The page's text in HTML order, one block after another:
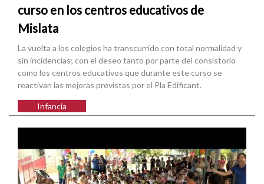
curso en los centros educativos de
Mislata
La vuelta a los colegios ha transcurrido con total normalidad y
sin incidencias; con el deseo tanto por parte del consistorio
como los centros educativos que durante este curso se
reactivan las mejoras previstas por el Pla Edificant.
Infancia